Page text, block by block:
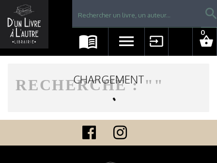
Librairie D'un livre à l'autre - Avranches
menu_book menu input shopping_basket
0
RECHERCHE : " "
CHARGEMENT